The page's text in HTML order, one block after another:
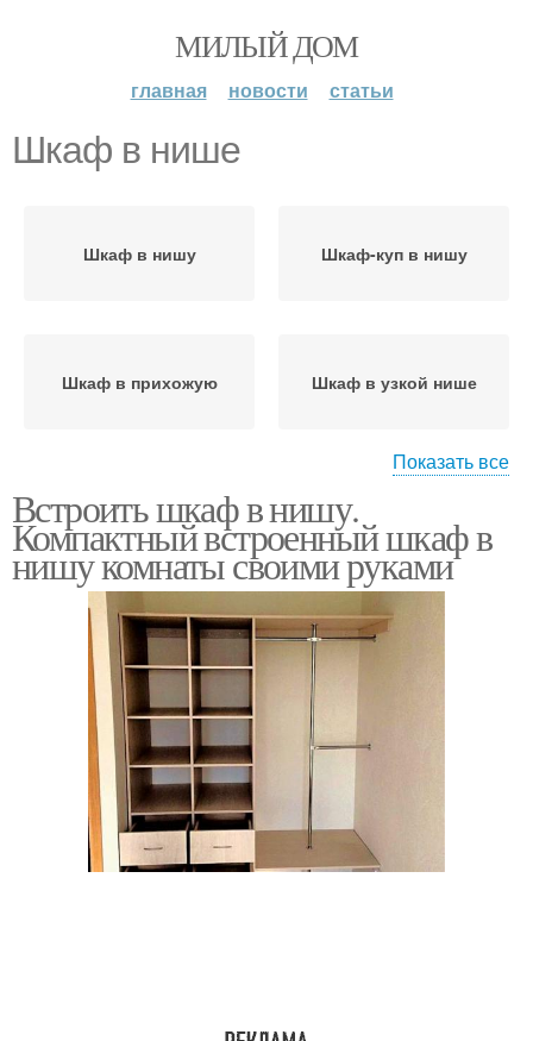
МИЛЫЙ ДОМ
главная новости статьи
Шкаф в нише
Шкаф в нишу Шкаф-куп в нишу
Шкаф в прихожую Шкаф в узкой нише
Икеа в нишу Шкаф в глубокой нише
Показать все
Встроить шкаф в нишу.
Компактный встроенный шкаф в
нишу комнаты своими руками